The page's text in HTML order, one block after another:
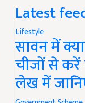
Latest
Lifestyle
सावन में
चीजों से
लेख में